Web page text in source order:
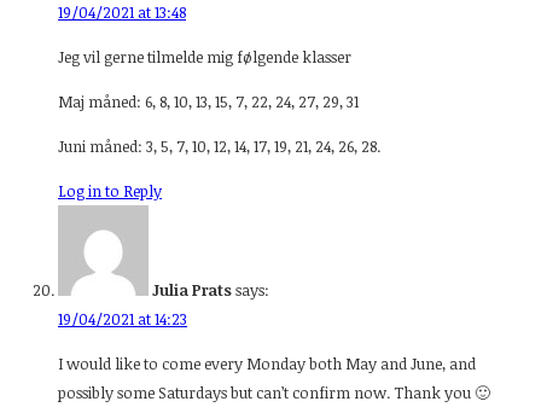
19/04/2021 at 13:48
Jeg vil gerne tilmelde mig følgende klasser
Maj måned: 6, 8, 10, 13, 15, 7, 22, 24, 27, 29, 31
Juni måned: 3, 5, 7, 10, 12, 14, 17, 19, 21, 24, 26, 28.
Log in to Reply
Julia Pratssays:
19/04/2021 at 14:23
I would like to come every Monday both May and June, and
possibly some Saturdays but can’t confirm now. Thank you 🙂